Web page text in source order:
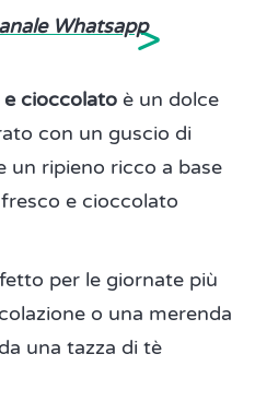
Whatsapp>
cioccolato è un dolce
con un guscio di
un ripieno ricco a base
e cioccolato
per le giornate più
o una merenda
una tazza di tè